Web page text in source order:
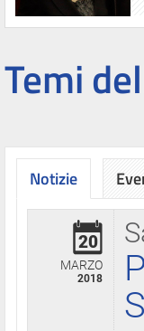
Temi
Notizie
20
MARZO
2018